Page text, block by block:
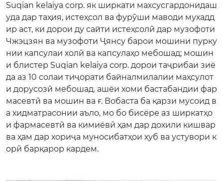
Suqian kelaiya corp. як ширкати махсусгардонидаш
уда дар таҳия, истеҳсол ва фурӯши маводи мухадд
ир аст, ки дорои ду сайти истеҳсолӣ дар музофоти
Чжэцзян ва музофоти Ҷянсу барои мошини пурку
нии капсулаи холӣ ва капсулаҳо мебошад; мошин
и блистер Suqian kelaiya corp. дорои таҷрибаи зиё
да аз 10 солаи тиҷорати байналмилалии маҳсулот
и дорусозӣ мебошад. ашёи хоми бастабандии фар
масевтӣ ва мошин ва ғ. Вобаста ба қарзи мусоид в
а хидматрасонии аъло, мо бо бисёре аз ширкатҳо
и фармасевтӣ ва кимиёвӣ ҳам дар дохили кишвар
ва ҳам дар хориҷа муносибатҳои хуб ва устувори к
орӣ барқарор кардем.